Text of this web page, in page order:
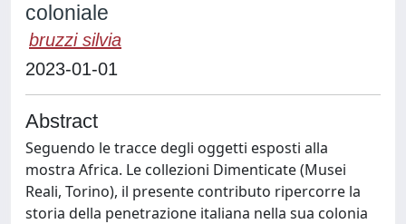
coloniale
bruzzi silvia
2023-01-01
Abstract
Seguendo le tracce degli oggetti esposti alla
mostra Africa. Le collezioni Dimenticate (Musei
Reali, Torino), il presente contributo ripercorre la
storia della penetrazione italiana nella sua colonia